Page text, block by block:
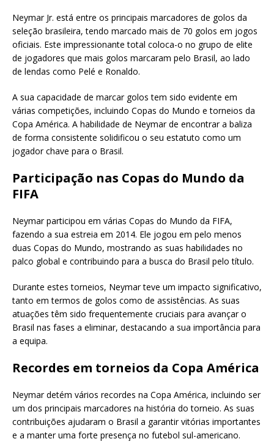
Neymar Jr. está entre os principais marcadores de golos da
seleção brasileira, tendo marcado mais de 70 golos em jogos
oficiais. Este impressionante total coloca-o no grupo de elite
de jogadores que mais golos marcaram pelo Brasil, ao lado
de lendas como Pelé e Ronaldo.
A sua capacidade de marcar golos tem sido evidente em
várias competições, incluindo Copas do Mundo e torneios da
Copa América. A habilidade de Neymar de encontrar a baliza
de forma consistente solidificou o seu estatuto como um
jogador chave para o Brasil.
Participação nas Copas do Mundo da
FIFA
Neymar participou em várias Copas do Mundo da FIFA,
fazendo a sua estreia em 2014. Ele jogou em pelo menos
duas Copas do Mundo, mostrando as suas habilidades no
palco global e contribuindo para a busca do Brasil pelo título.
Durante estes torneios, Neymar teve um impacto significativo,
tanto em termos de golos como de assistências. As suas
atuações têm sido frequentemente cruciais para avançar o
Brasil nas fases a eliminar, destacando a sua importância para
a equipa.
Recordes em torneios da Copa América
Neymar detém vários recordes na Copa América, incluindo ser
um dos principais marcadores na história do torneio. As suas
contribuições ajudaram o Brasil a garantir vitórias importantes
e a manter uma forte presença no futebol sul-americano.